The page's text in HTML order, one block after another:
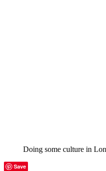
Doing some culture in
Save